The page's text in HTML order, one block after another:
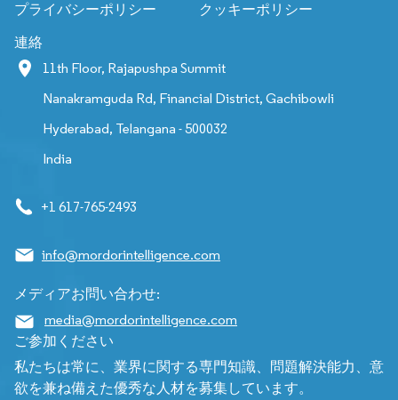
プライバシーポリシー クッキーポリシー
連絡
11th Floor, Rajapushpa Summit
Nanakramguda Rd, Financial District, Gachibowli
Hyderabad, Telangana - 500032
India
+1 617-765-2493
info@mordorintelligence.com
メディアお問い合わせ:
media@mordorintelligence.com
ご参加ください
私たちは常に、業界に関する専門知識、問題解決能力、意
欲を兼ね備えた優秀な人材を募集しています。